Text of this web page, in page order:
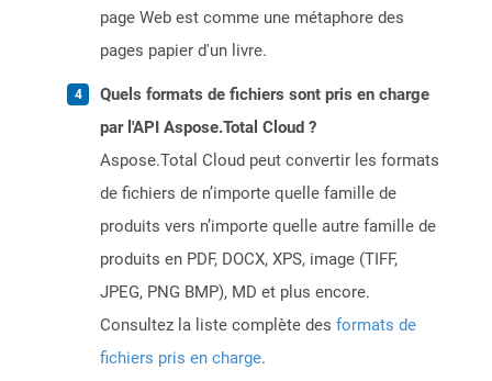
page Web est comme une métaphore des
pages papier d'un livre.
Quels formats de fichiers sont pris en charge
par l'API Aspose.Total Cloud ?
Aspose.Total Cloud peut convertir les formats
de fichiers de n’importe quelle famille de
produits vers n’importe quelle autre famille de
produits en PDF, DOCX, XPS, image (TIFF,
JPEG, PNG BMP), MD et plus encore.
Consultez la liste complète des formats de
fichiers pris en charge.